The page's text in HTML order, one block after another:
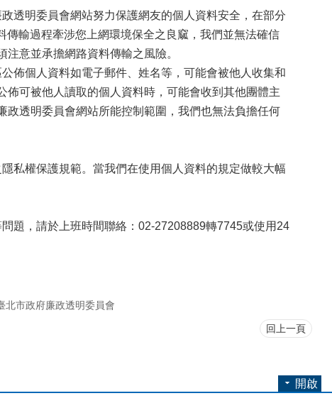
明委員會網站努力保護網友的個人資料安全，在部分
輸過程牽涉您上網環境保全之良窳，我們並無法確信
意並承擔網路資料傳輸之風險。
個人資料如電子郵件、姓名等，可能會被他人收集和
可被他人讀取的個人資料時，可能會收到其他團體主
透明委員會網站所能控制範圍，我們也無法負擔任何
權保護規範。當我們在使用個人資料的規定做較大幅
題，請於上班時間聯絡：02-27208889轉7745或使用24
北市政府廉政透明委員會
回上一頁
開啟